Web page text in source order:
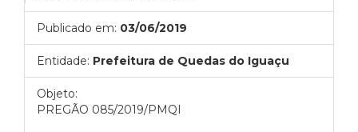
Publicado em: 03/06/2019
Entidade: Prefeitura de Quedas do Iguaçu
Objeto:
PREGÃO 085/2019/PMQI